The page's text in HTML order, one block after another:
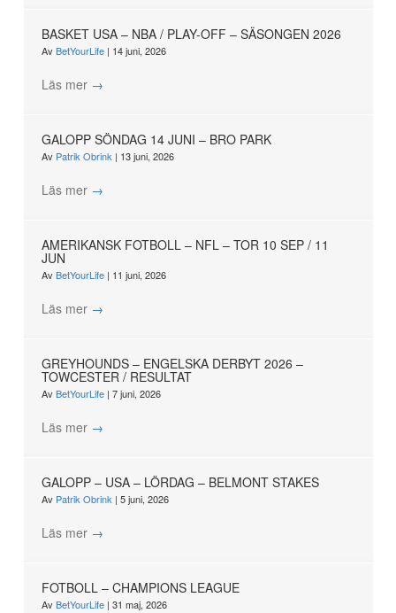
BASKET USA – NBA / PLAY-OFF – SÄSONGEN 2026
AvBetYourLife | 14 juni, 2026
Läs mer →
GALOPP SÖNDAG 14 JUNI – BRO PARK
Av Patrik Obrink | 13 juni, 2026
Läs mer →
AMERIKANSK FOTBOLL – NFL – TOR 10 SEP / 11
JUN
AvBetYourLife | 11 juni, 2026
Läs mer →
GREYHOUNDS – ENGELSKA DERBYT 2026 –
TOWCESTER / RESULTAT
AvBetYourLife | 7 juni, 2026
Läs mer →
GALOPP – USA – LÖRDAG – BELMONT STAKES
Av Patrik Obrink | 5 juni, 2026
Läs mer →
FOTBOLL – CHAMPIONS LEAGUE
AvBetYourLife | 31 maj, 2026